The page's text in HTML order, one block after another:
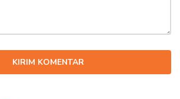
KIRIM KOMENTAR